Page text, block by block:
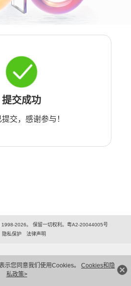
示您同意我们使用Cookies。 Cookies和隐
私政策>
提交成功
交，感谢参与！
2026。 保留一切权利。粤A2-20044005号
隐私保护
法律声明